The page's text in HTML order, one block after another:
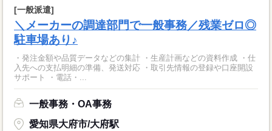
[一般派遣]
＼メーカーの調達部門で一般事務／残業ゼロ◎
駐車場あり♪
・発注金額や品質データなどの集計 ・生産計画などの資料作成 ・仕
入先への支払明細の準備、発送対応 ・取引先情報の登録や口座開設
サポート ・電話・...
一般事務・OA事務
愛知県大府市/大府駅